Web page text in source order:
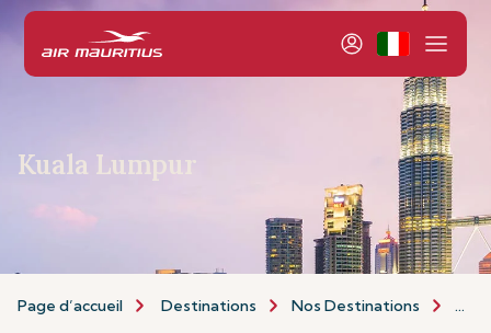
Kuala Lumpur
Page d’accueil Destinations Nos Destinations